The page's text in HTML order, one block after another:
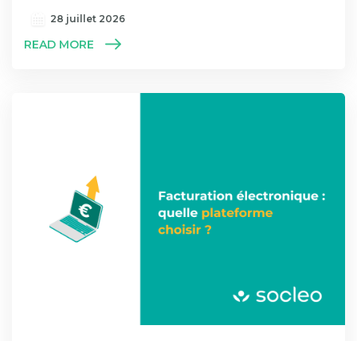
28 juillet 2026
READ MORE